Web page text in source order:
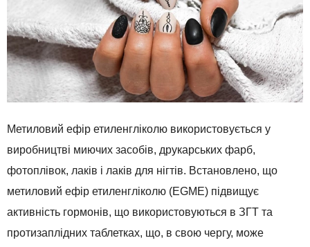
Метиловий ефір етиленгліколю використовується у
виробництві миючих засобів, друкарських фарб,
фотоплівок, лаків і лаків для нігтів. Встановлено, що
метиловий ефір етиленгліколю (EGME) підвищує
активність гормонів, що використовуються в ЗГТ та
протизаплідних таблетках, що, в свою чергу, може